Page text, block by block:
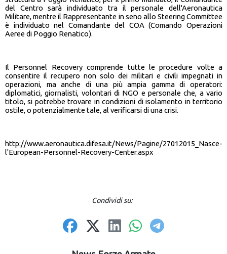
del Centro sarà individuato tra il personale dell'Aeronautica
Militare, mentre il Rappresentante in seno allo Steering Committee
è individuato nel Comandante del COA (Comando Operazioni
Aeree di Poggio Renatico).
Il Personnel Recovery comprende tutte le procedure volte a
consentire il recupero non solo dei militari e civili impegnati in
operazioni, ma anche di una più ampia gamma di operatori:
diplomatici, giornalisti, volontari di NGO e personale che, a vario
titolo, si potrebbe trovare in condizioni di isolamento in territorio
ostile, o potenzialmente tale, al verificarsi di una crisi.
http://www.aeronautica.difesa.it/News/Pagine/27012015_Nasce-
l'European-Personnel-Recovery-Center.aspx
Condividi su: